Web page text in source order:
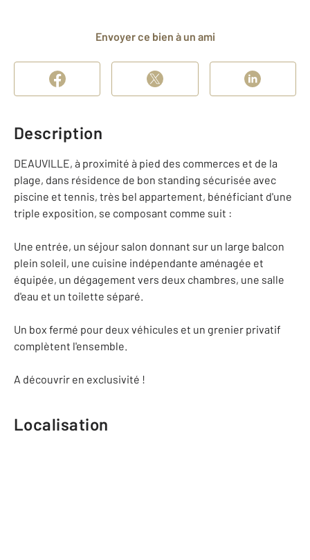
Envoyer ce bien à un ami
Description
DEAUVILLE, à proximité à pied des commerces et de la
plage, dans résidence de bon standing sécurisée avec
piscine et tennis, très bel appartement, bénéficiant d'une
triple exposition, se composant comme suit :
Une entrée, un séjour salon donnant sur un large balcon
plein soleil, une cuisine indépendante aménagée et
équipée, un dégagement vers deux chambres, une salle
d'eau et un toilette séparé.
Un box fermé pour deux véhicules et un grenier privatif
complètent l'ensemble.
A découvrir en exclusivité !
Localisation